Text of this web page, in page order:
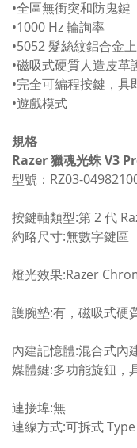
•全區無衝突和防鬼鍵
•1000 Hz 輪詢率
•5052 髮絲紋鋁合金
•磁吸式硬質人造皮革
•完全可編程按鍵，
•遊戲模式
規格
Razer 獵魂光蛛 V3
型號：RZ03-
按鍵軸類型:第 2 代
約略尺寸:無數字鍵區
燈光效果:Razer
護腕墊:有，磁吸式硬
內建記憶體:混合式內
媒體鍵:多功能旋鈕，
連接埠:無
連線方式:可拆式